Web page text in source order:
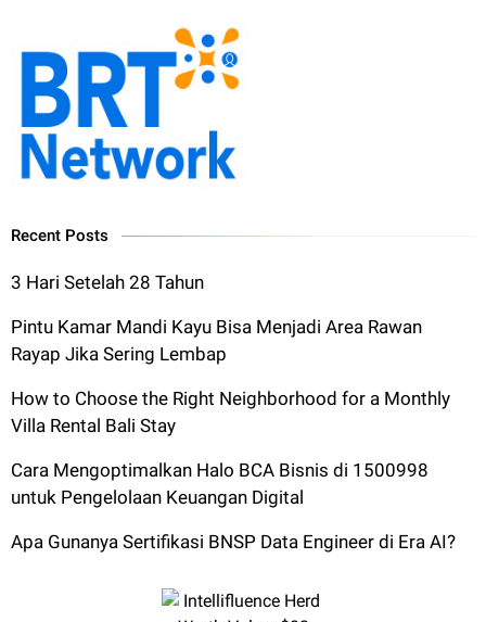
Recent Posts
3 Hari Setelah 28 Tahun
Pintu Kamar Mandi Kayu Bisa Menjadi Area Rawan
Rayap Jika Sering Lembap
How to Choose the Right Neighborhood for a Monthly
Villa Rental Bali Stay
Cara Mengoptimalkan Halo BCA Bisnis di 1500998
untuk Pengelolaan Keuangan Digital
Apa Gunanya Sertifikasi BNSP Data Engineer di Era AI?